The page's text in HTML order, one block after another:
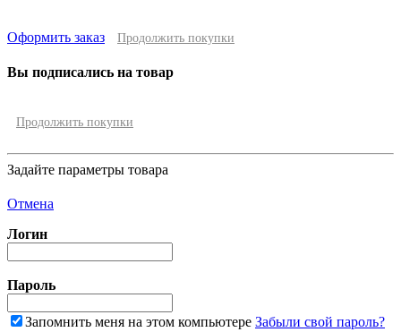
Оформить заказ Продолжить покупки
Вы подписались на товар
Продолжить покупки
Задайте параметры товара
Отмена
Логин
Пароль
Запомнить меня на этом компьютере Забыли свой пароль?